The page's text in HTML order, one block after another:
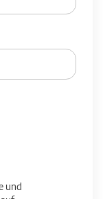
und